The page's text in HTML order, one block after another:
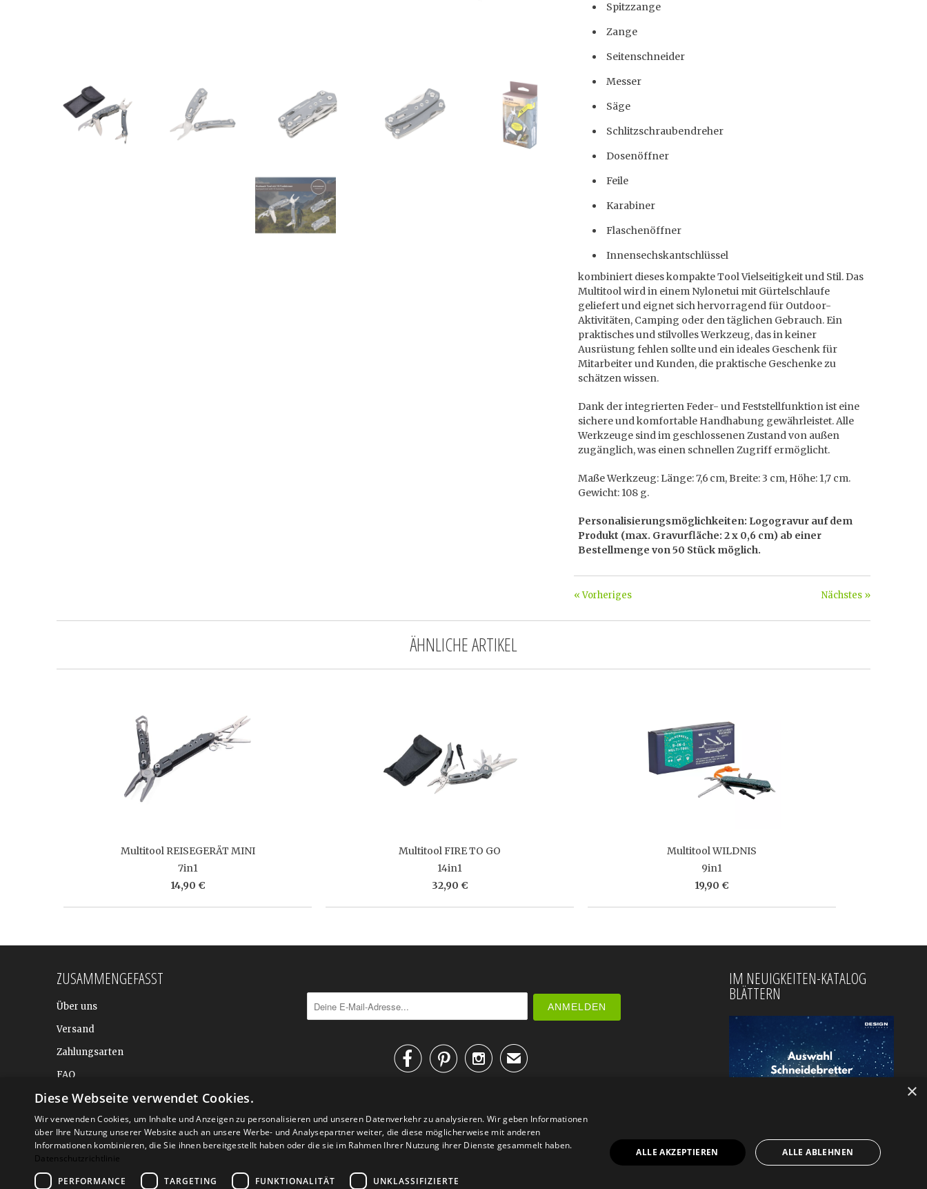
Spitzzange
Zange
Seitenschneider
Messer
Säge
Schlitzschraubendreher
Dosenöffner
Feile
Karabiner
Flaschenöffner
Innensechskantschlüssel
kombiniert dieses kompakte Tool Vielseitigkeit und Stil. Das
Multitool wird in einem Nylonetui mit Gürtelschlaufe
geliefert und eignet sich hervorragend für Outdoor-
Aktivitäten, Camping oder den täglichen Gebrauch. Ein
praktisches und stilvolles Werkzeug, das in keiner
Ausrüstung fehlen sollte und ein ideales Geschenk für
Mitarbeiter und Kunden, die praktische Geschenke zu
schätzen wissen.
Dank der integrierten Feder- und Feststellfunktion ist eine
sichere und komfortable Handhabung gewährleistet. Alle
Werkzeuge sind im geschlossenen Zustand von außen
zugänglich, was einen schnellen Zugriff ermöglicht.
Maße Werkzeug: Länge: 7,6 cm, Breite: 3 cm, Höhe: 1,7 cm.
Gewicht: 108 g.
Personalisierungsmöglichkeiten: Logogravur auf dem
Produkt (max. Gravurfläche: 2 x 0,6 cm) ab einer
Bestellmenge von 50 Stück möglich.
Nächstes »
« Vorheriges
ÄHNLICHE ARTIKEL
Multitool REISEGERÄT MINI
7in1
14,90 €
Multitool FIRE TO GO
14in1
32,90 €
Multitool WILDNIS
9in1
19,90 €
ZUSAMMENGEFASST
Über uns
Versand
Zahlungsarten
FAQ
BALTIC DESIGN SHOP
✉
IM NEUIGKEITEN-KATALOG
BLÄTTERN
×
Diese Webseite verwendet Cookies.
Wir verwenden Cookies, um Inhalte und Anzeigen zu personalisieren und unseren Datenverkehr zu analysieren. Wir geben Informationen
über Ihre Nutzung unserer Website auch an unsere Werbe- und Analysepartner weiter, die diese möglicherweise mit anderen
Informationen kombinieren, die Sie ihnen bereitgestellt haben oder die sie im Rahmen Ihrer Nutzung ihrer Dienste gesammelt haben.
Datenschutzrichtlinie
PERFORMANCE
TARGETING FUNKTIONALITÄT UNKLASSIFIZIERTE
ALLE AKZEPTIEREN ALLE ABLEHNEN